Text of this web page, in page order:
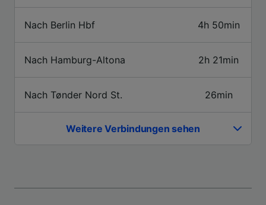
Nach Berlin Hbf 4h 50min
Nach Hamburg-Altona 2h 21min
Nach Tønder Nord St. 26min
Weitere Verbindungen sehen
Inhalten, Zielgruppenforschung sowie
Entwicklung und Verbesserung von
Angeboten.
Liste der Partner (Lieferanten)